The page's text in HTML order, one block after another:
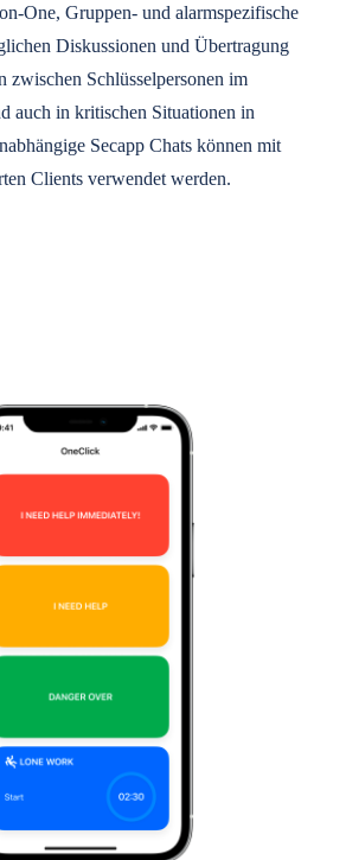
One, Gruppen- und alarmspezifische
Diskussionen und Übertragung
zwischen Schlüsselpersonen im
auch in kritischen Situationen in
Secapp Chats können mit
Clients verwendet werden.